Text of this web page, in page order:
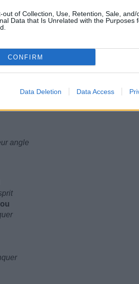
out of Collection, Use, Retention, Sale, and/
Data that Is Unrelated with the Purposes
CONFIRM
Data Deletion Data Access
épaules
angle